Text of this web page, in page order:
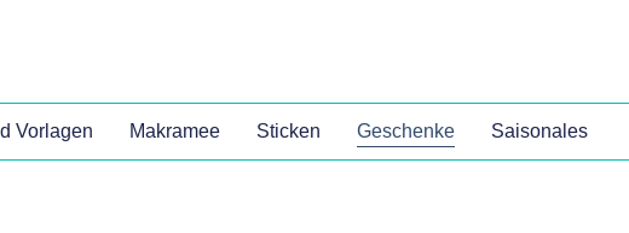
Vorlagen Makramee Sticken Geschenke Saisonales